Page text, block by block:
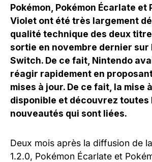
Pokémon, Pokémon Écarlate et
Violet ont été très largement
qualité technique des deux
sortie en novembre dernier sur
Switch. De ce fait, Nintendo
réagir rapidement en
mises à jour. De ce fait, la mise
disponible et découvrez toutes
nouveautés qui sont liées.
Deux mois après la diffusion de
1.2.0, Pokémon Écarlate et